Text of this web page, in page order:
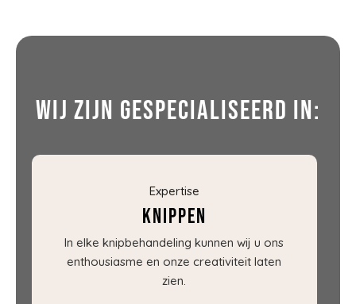
Wij zijn gespecialiseerd in:
Expertise
Knippen
In elke knipbehandeling kunnen wij u ons
enthousiasme en onze creativiteit laten
zien.